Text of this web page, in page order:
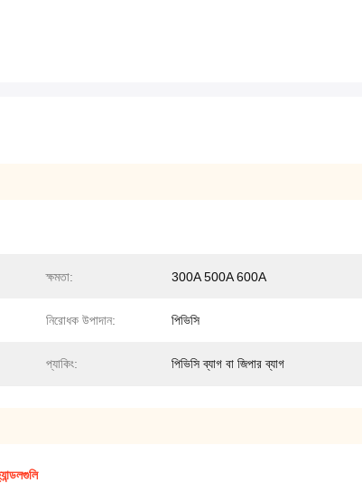
ক্ষমতা: 300A 500A 600A
নিরোধক উপাদান: পিভিসি
প্যাকিং: পিভিসি ব্যাগ বা জিপার ব্যাগ